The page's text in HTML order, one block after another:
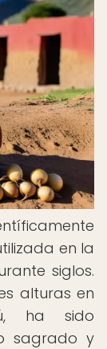
en la
siglos.
alturas en
ha sido
sagrado y